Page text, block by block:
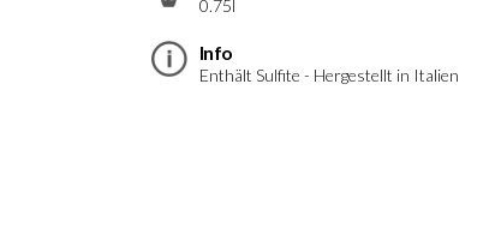
0.75l
Info
Enthält Sulfite - Hergestellt in Italien